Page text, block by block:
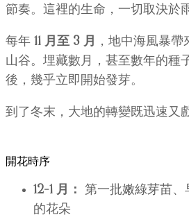
節奏。這裡的生命，一切取決於
每年 11 月至 3 月
，地中海風暴
山谷。埋藏數月，甚至數年的種
後，幾乎立即開始發芽。
到了冬末，大地的轉變既迅速又
開花時序
12–1 月：
第一批嫩綠芽苗、
的花朵